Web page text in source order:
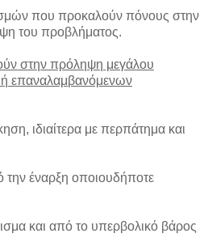
που προκαλούν πόνους στην
του προβλήματος.
στην πρόληψη μεγάλου
επαναλαμβανόμενων
ιδιαίτερα με περπάτημα και
έναρξη οποιουδήποτε
και από το υπερβολικό βάρος